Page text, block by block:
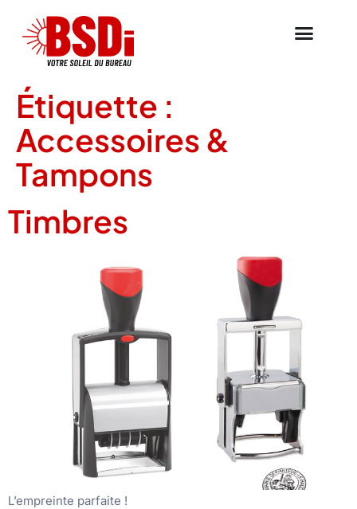
Étiquette :
Accessoires &
Tampons
Timbres
L’empreinte parfaite !